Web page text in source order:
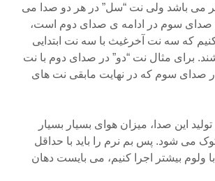
تر می باشد ولی نت “سل” در هر دو صدا می
صدای سوم در ادامه ی صدای دوم است،
که سه نت آخرغیث با سه نت ابتدایی
برای مثال نت “دو” در صدای دوم با نت
صدای سوم که در نهایت مابقی نت های
این صدا، میزان هوای بسیار بسیار
می شود. پس بم نرم را باید با حداقل
ولوم بیشتر اجرا کنیم، می بایست دهان